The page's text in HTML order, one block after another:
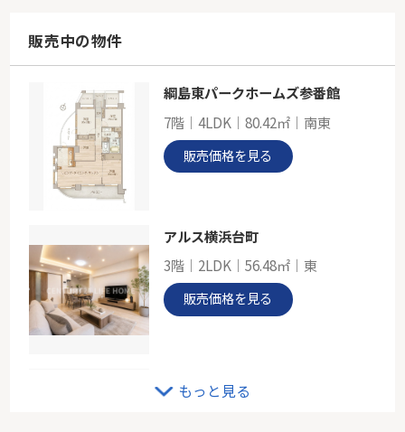
-
118.00㎡
販売中の物件
綱島東パークホームズ参番館
7階｜4LDK｜80.42㎡｜南東
販売価格を見る
アルス横浜台町
3階｜2LDK｜56.48㎡｜東
販売価格を見る
もっと見る